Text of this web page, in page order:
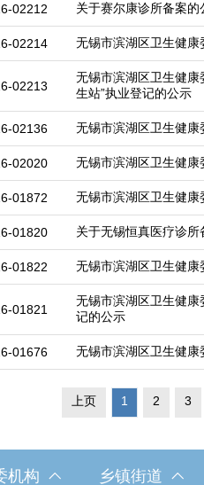
02212 关于赛尔康诊所备案的
02214 无锡市滨湖区卫生健
02213
无锡市滨湖区卫生健康
生站”执业登记的公示
02136 无锡市滨湖区卫生健
02020 无锡市滨湖区卫生健
01872 无锡市滨湖区卫生健
01820 关于无锡恒真医疗诊所
01822 无锡市滨湖区卫生健
01821
无锡市滨湖区卫生健康
记的公示
01676 无锡市滨湖区卫生健
上页 1 2 3
机构 乡镇街道